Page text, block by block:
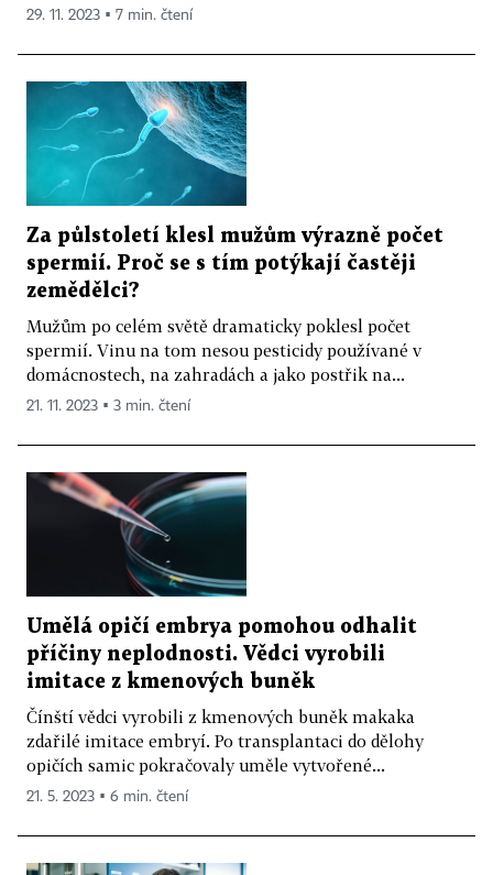
29. 11. 2023 ▪ 7 min. čtení
Za půlstoletí klesl mužům výrazně počet
spermií. Proč se s tím potýkají častěji
zemědělci?
Mužům po celém světě dramaticky poklesl počet
spermií. Vinu na tom nesou pesticidy používané v
domácnostech, na zahradách a jako postřik na...
21. 11. 2023 ▪ 3 min. čtení
Umělá opičí embrya pomohou odhalit
příčiny neplodnosti. Vědci vyrobili
imitace z kmenových buněk
Čínští vědci vyrobili z kmenových buněk makaka
zdařilé imitace embryí. Po transplantaci do dělohy
opičích samic pokračovaly uměle vytvořené...
21. 5. 2023 ▪ 6 min. čtení